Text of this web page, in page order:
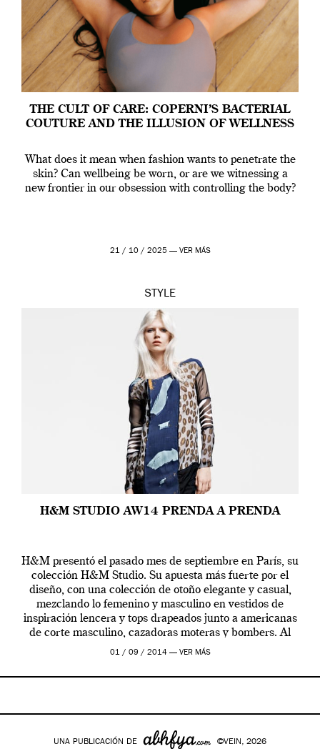
THE CULT OF CARE: COPERNI’S BACTERIAL
COUTURE AND THE ILLUSION OF WELLNESS
What does it mean when fashion wants to penetrate the
skin? Can wellbeing be worn, or are we witnessing a
new frontier in our obsession with controlling the body?
21 / 10 / 2025 — VER MÁS
STYLE
H&M STUDIO AW14 PRENDA A PRENDA
H&M presentó el pasado mes de septiembre en París, su
colección H&M Studio. Su apuesta más fuerte por el
diseño, con una colección de otoño elegante y casual,
mezclando lo femenino y masculino en vestidos de
inspiración lencera y tops drapeados junto a americanas
de corte masculino, cazadoras moteras y bombers. Al
frente de la […]
01 / 09 / 2014 — VER MÁS
UNA PUBLICACIÓN DE ©VEIN, 2026